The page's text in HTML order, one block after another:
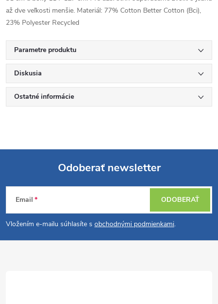
až dve veľkosti menšie. Materiál: 77% Cotton Better Cotton (Bci),
23% Polyester Recycled
Parametre produktu
Diskusia
Ostatné informácie
Z
á
p
Odoberať newsletter
Email
Vložením e-mailu súhlasíte s obchodnými podmienkami.
ODOBERAŤ